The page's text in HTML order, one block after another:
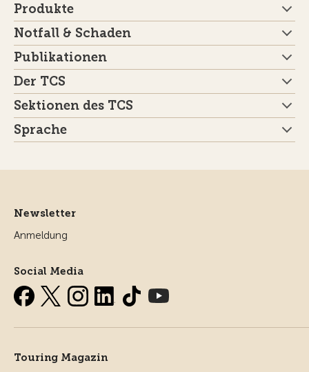
Produkte
Notfall & Schaden
Publikationen
Der TCS
Sektionen des TCS
Sprache
Newsletter
Anmeldung
Social Media
Touring Magazin